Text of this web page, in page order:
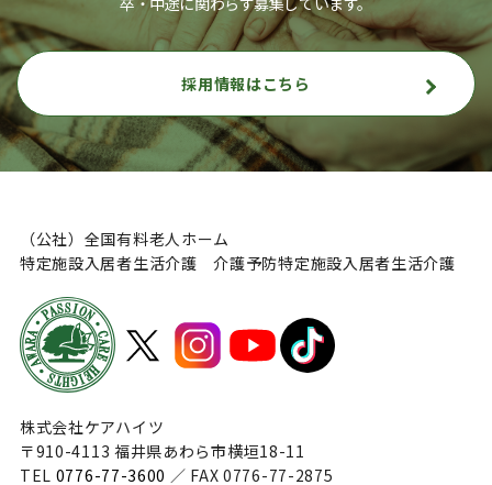
採用情報はこちら
（公社）全国有料老人ホーム
特定施設入居者生活介護 介護予防特定施設入居者生活介護
株式会社ケアハイツ
〒910-4113 福井県あわら市横垣18-11
TEL 0776-77-3600 ／ FAX 0776-77-2875